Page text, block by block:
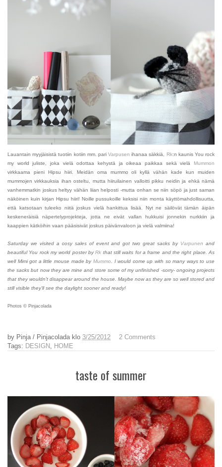
Lauantain myyjäisistä tuotiin kotiin mm. pari Varpusen ihanaa säkkiä, Rk:n kaunis You rock
my world juliste, joka vielä odottaa kehystä ja oikeaa paikkaa sekä vielä Mummon
virkkaama pieni Hipsu hiiri. Meidän oma mummo oli kyllä vähän kade kun muiden
mummojen virkkauksia ihan osteltu, mutta hiiruilainen valloitti pikku neidin ja ehkä nämä
vanhemmatkin joskus heltyy vähän liian helposti -mutta onhan se niin söpö ja just saman
näköinen kuin kirjan Hipsu hiiri! Noille pussukoille keksisi niin monta käyttömahdollisuutta,
että katsotaan tuleeko niitä joskus vielä hankittua lisää. Nyt ne säilövät tämän äipän
keskeneräisiä näpertelyprojekteja, jotta ne eivät vallan hukkuisi jonnekin nurkkiin ja
kaappien kätköihin vaan pääsisivät joskus päivänvaloon ja vielä valmiina!
Saturday we visited a cosy sales of event and got two great sacks by Varpunen and
beautiful You rock my world poster byRk that still waits for a frame and the right place. As
well Mimi got a little mouse made by Mummo . I would come up with so many ways to use
the sacks but now they are mine and store some of my unfinished -sorry- ongoing projects
that they wouldn't disappear around the house. Maybe now as they are so well stored and
still visible they'll see the daylight sooner and ready!
Photos © Pinjacolada
by Pinja / Pinjacolada klo 3/25/2012
2 Comments
Tags: DESIGN, HOME
taste of summer